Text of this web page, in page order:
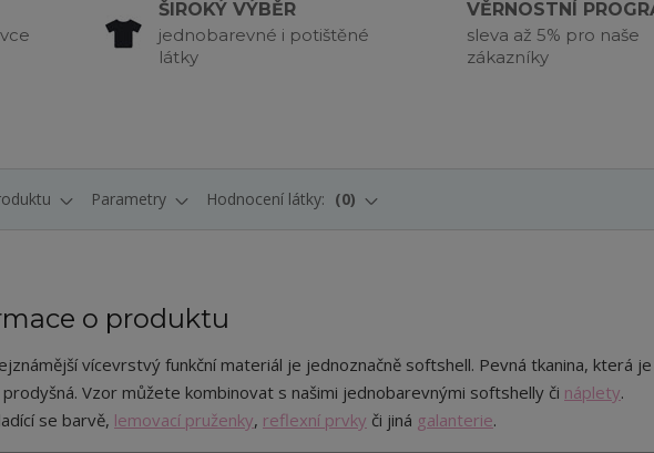
ŠIROKÝ VÝBĚR
jednobarevné i potištěné
látky
VĚRNOSTNÍ
sleva až 5% pro naše
zákazníky
Parametry Hodnocení látky: 0
o produktu
vícevrstvý funkční materiál je jednoznačně softshell. Pevná tkanina, která je
Vzor můžete kombinovat s našimi jednobarevnými softshelly či náplety.
se barvě, lemovací pruženky, reflexní prvky či jiná galanterie.